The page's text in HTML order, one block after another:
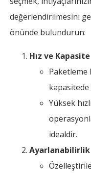
değerlendirilmesini
önünde bulundurun:
Hız ve Kapasite
Paketleme
Yüksek
idealdir.
Ayarlanabilirlik